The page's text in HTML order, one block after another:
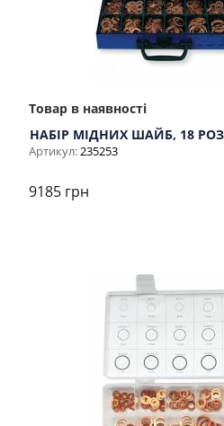
Товар в наявності
НАБІР МІДНИХ ШАЙБ, 18
Артикул:235253
9185 грн